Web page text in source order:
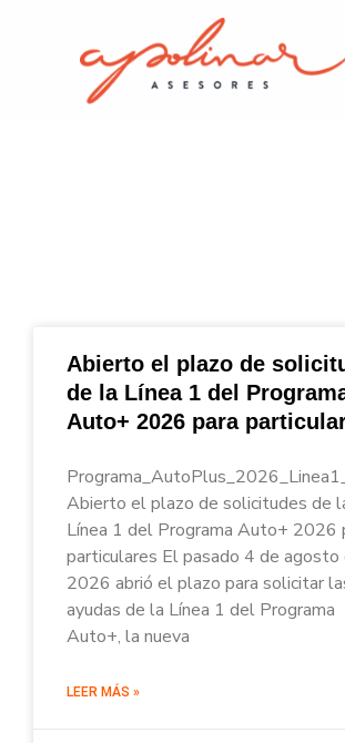
Abierto el plazo de
de la Línea 1 del
Auto+ 2026 para
Abierto el plazo de solicitudes de
Línea 1 del Programa Auto+ 2026
particulares El pasado 4 de agosto
2026 abrió el plazo para solicitar
ayudas de la Línea 1 del Programa
Auto+, la nueva
LEER MÁS »